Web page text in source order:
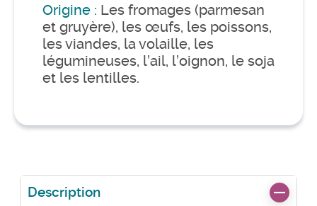
Origine : Les fromages (parmesan
et gruyère), les œufs, les poissons,
les viandes, la volaille, les
légumineuses, l’ail, l’oignon, le soja
et les lentilles.
Description